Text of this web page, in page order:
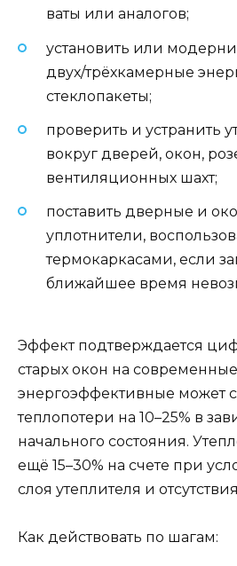
ваты или аналогов;
установить или
двух/трёхкамерные
стеклопакеты;
проверить и устранить
вокруг дверей, окон,
вентиляционных шахт;
поставить дверные и
уплотнители,
термокаркасами, если
ближайшее время
Эффект подтверждается
старых окон на современные
энергоэффективные может
теплопотери на 10–25% в
начального состояния.
ещё 15–30% на счете при
слоя утеплителя и
Как действовать по шагам: